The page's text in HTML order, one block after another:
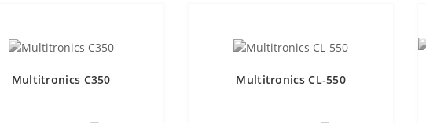
Multitronics C350 Multitronics CL-550